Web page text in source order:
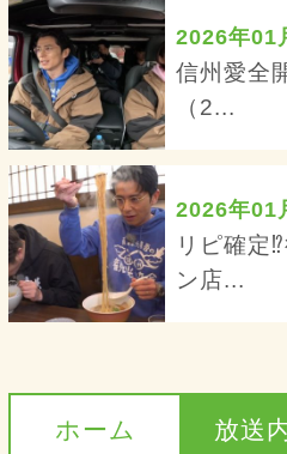
2026年01
信州愛全
（2...
2026年01
リピ確定
ン店...
ホーム 放送